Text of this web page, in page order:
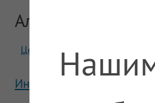
Алендронат-
Цены Отзывы
Инструкция Алендронат-